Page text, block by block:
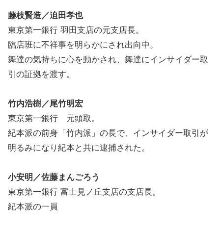
藤枝賢造／迫田孝也
東京第一銀行 羽田支店の元支店長。
臨店班に不祥事を明らかにされ出向中。
舞達の気持ちに心を動かされ、舞達にインサイダー取
引の証拠を渡す。
竹内浩樹／尾竹明宏
東京第一銀行 元頭取。
紀本派の前身「竹内派」の長で、インサイダー取引が
明るみになり紀本と共に逮捕された。
小安明／佐藤まんごろう
東京第一銀行 富士見ノ丘支店の支店長。
紀本派の一員